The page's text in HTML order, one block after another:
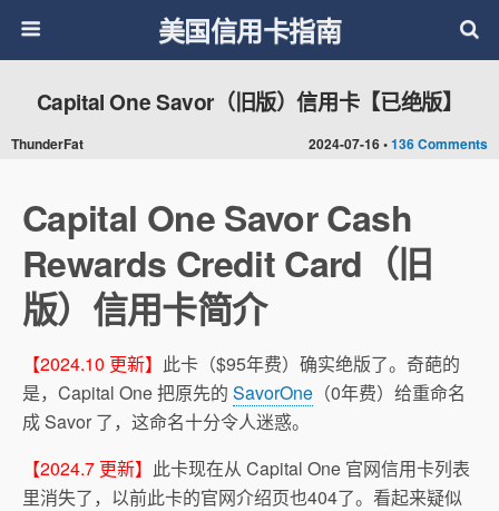
美国信用卡指南
2024-07-16 •136 Comments
Capital One Savor（旧版）信用卡【已绝版】
ThunderFat
Capital One Savor Cash
Rewards Credit Card（旧
版）信用卡简介
【2024.10 更新】 此卡（$95年费）确实绝版了。奇葩的
是，Capital One 把原先的 SavorOne （0年费）给重命名
成 Savor 了，这命名十分令人迷惑。
【2024.7 更新】 此卡现在从 Capital One 官网信用卡列表
里消失了，以前此卡的官网介绍页也404了。看起来疑似